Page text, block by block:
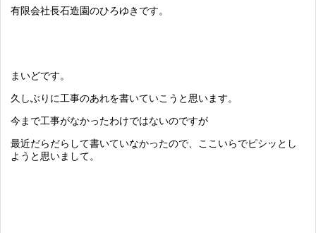
有限会社長石造園のひろゆきです。
まいどです。
久しぶりに工事のあれを書いていこうと思います。
今まで工事がなかったわけではないのですが
最近だらだらして書いていなかったので、ここいらでピシッとし
ようと思いまして。